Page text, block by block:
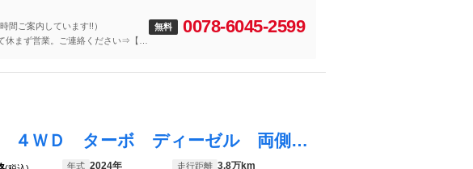
間ご案内しています!!）
休まず営業。ご連絡ください⇒【無
無料 0078-6045-2599
デリカＤ：５ Ｐ １年保証付 ４ＷＤ ターボ ディーゼル 両側電動ドア バックカメラ 衝突被害軽減システム レーダークルーズ 禁煙車 電動リアゲート パワーシート スマートキー ＬＥＤヘッド ＥＴＣ
年式 2024年 走行距離 3.8万km